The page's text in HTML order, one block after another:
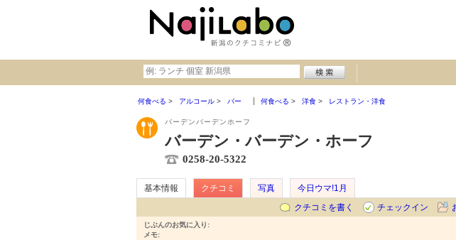
何食べる アルコール バー 何食べる 洋食 レストラン・洋食
バーデンバーデンホーフ
バーデン・バーデン・ホーフ
0258-20-5322
基本情報 クチコミ 写真
今日ウマ!1月
クチコミを書く
チェックイン
じぶんのお気に入り:
メモ: